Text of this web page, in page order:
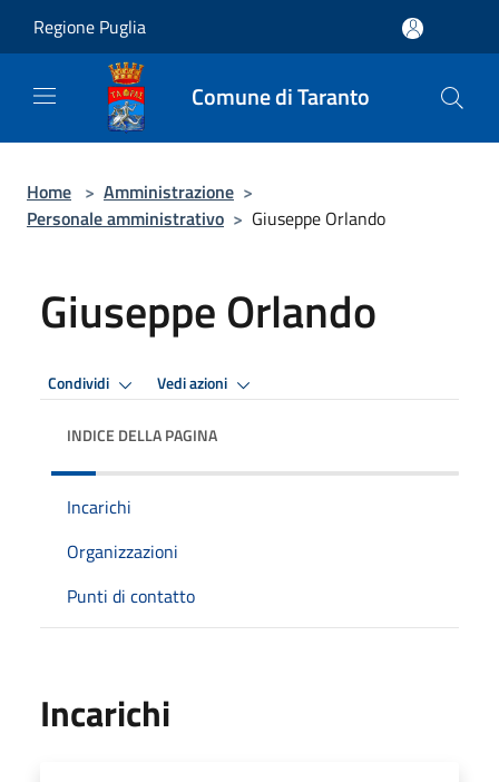
Regione Puglia
Comune di Taranto
Home > Amministrazione >
Personale amministrativo > Giuseppe Orlando
Giuseppe Orlando
Condividi Vedi azioni
INDICE DELLA PAGINA
Incarichi
Organizzazioni
Punti di contatto
Incarichi